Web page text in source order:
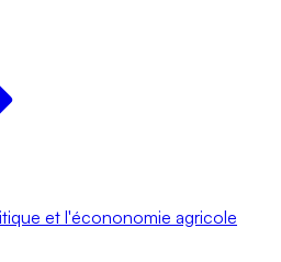
et l'écononomie agricole